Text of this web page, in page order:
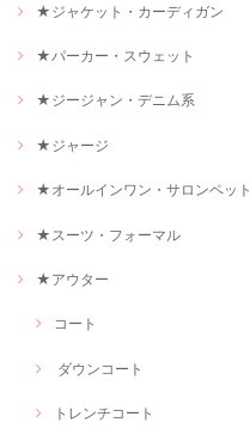
★ジャケット・カーディガン
★パーカー・スウェット
★ジージャン・デニム系
★ジャージ
★オールインワン・サロンペット
★スーツ・フォーマル
★アウター
コート
ダウンコート
トレンチコート